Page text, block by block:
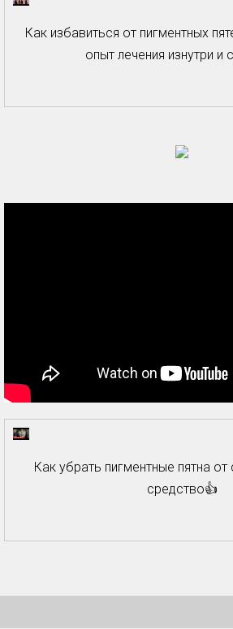
Как избавиться от пигментных
опыт лечения изнутри и
Как убрать пигментные пятна
средство👍